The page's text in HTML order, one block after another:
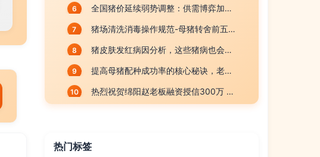
6 全国猪价延续弱势调整：供需博弈加剧，短期难现明显反弹
7 猪场清洗消毒操作规范-母猪转舍前五步流程
8 猪皮肤发红病因分析，这些猪病也会引起猪皮肤发红
9 提高母猪配种成功率的核心秘诀，老猪场都在用
10 热烈祝贺绵阳赵老板融资授信300万 〡正大饲料（绵阳）
热门标签